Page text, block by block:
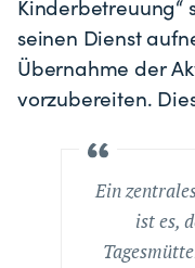
Kinderbetreuung“
seinen Dienst
Übernahme der
vorzubereiten.
Ein
ist es,